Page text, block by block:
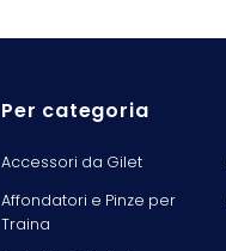
Per categoria
Accessori da Gilet
Affondatori e Pinze per
Traina